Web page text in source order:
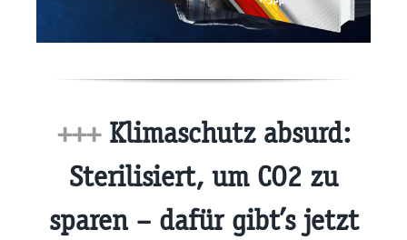
+++Klimaschutz absurd:
Sterilisiert, um CO2 zu
sparen – dafür gibt’s jetzt